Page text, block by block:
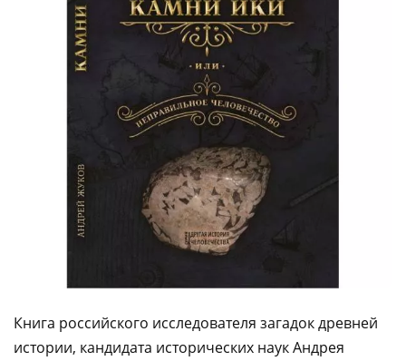
Книга российского исследователя загадок древней
истории, кандидата исторических наук Андрея